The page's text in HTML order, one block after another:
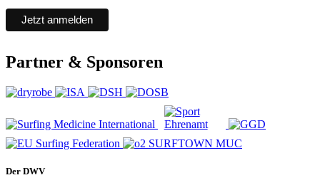
Partner & Sponsoren
Der DWV